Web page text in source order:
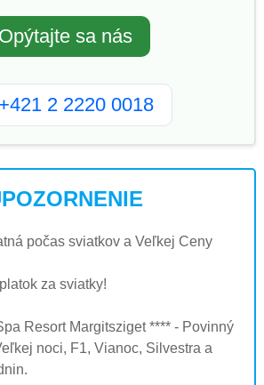
Opýtajte sa nás
+421 2 2220 0018
počas sviatkov a Veľkej Ceny
za sviatky!
Resort Margitsziget **** - Povinný
noci, F1, Vianoc, Silvestra a